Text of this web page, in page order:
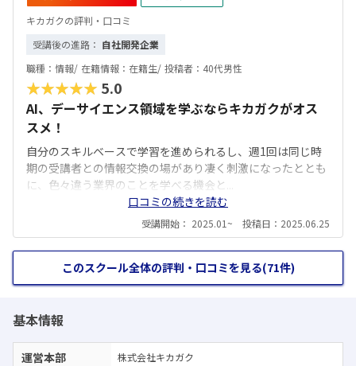
キカガクの評判・口コミ
受講後の進路： 自社開発企業
職種： 情報/ 在籍情報： 在籍生/ 投稿者： 40代男性
★★★★★ 5.0
AI、デーサイエンス領域を学ぶならキカガクがオス
スメ！
自分のスキルベースで学習を進められるし、週1回は同じ時
期の受講者との情報交換の場があり凄く刺激になったととも
に、色々違う業界のことを学べる機会と...
口コミの続きを読む
受講開始： 2025.01~ 投稿日：2025.06.25
このスクール全体の評判・口コミを見る(71件)
基本情報
運営本部 株式会社キカガク